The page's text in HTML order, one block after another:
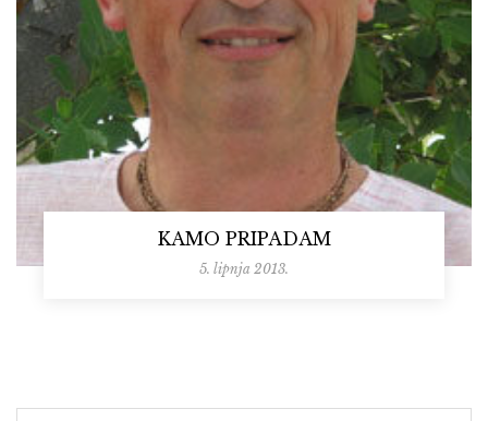
KAMO PRIPADAM
5. lipnja 2013.